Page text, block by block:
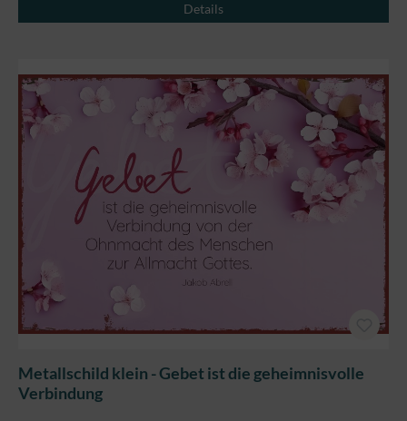
Details
Metallschild klein - Gebet ist die geheimnisvolle
Verbindung